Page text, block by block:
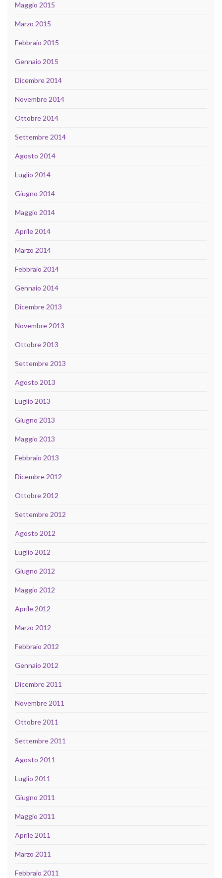
Maggio 2015
Marzo 2015
Febbraio 2015
Gennaio 2015
Dicembre 2014
Novembre 2014
Ottobre 2014
Settembre 2014
Agosto 2014
Luglio 2014
Giugno 2014
Maggio 2014
Aprile 2014
Marzo 2014
Febbraio 2014
Gennaio 2014
Dicembre 2013
Novembre 2013
Ottobre 2013
Settembre 2013
Agosto 2013
Luglio 2013
Giugno 2013
Maggio 2013
Febbraio 2013
Dicembre 2012
Ottobre 2012
Settembre 2012
Agosto 2012
Luglio 2012
Giugno 2012
Maggio 2012
Aprile 2012
Marzo 2012
Febbraio 2012
Gennaio 2012
Dicembre 2011
Novembre 2011
Ottobre 2011
Settembre 2011
Agosto 2011
Luglio 2011
Giugno 2011
Maggio 2011
Aprile 2011
Marzo 2011
Febbraio 2011